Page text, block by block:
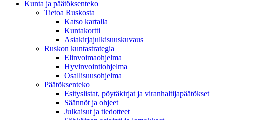
Kunta ja päätöksenteko
Tietoa Ruskosta
Katso kartalla
Kuntakortti
Asiakirjajulkisuuskuvaus
Ruskon kuntastrategia
Elinvoimaohjelma
Hyvinvointiohjelma
Osallisuusohjelma
Päätöksenteko
Esityslistat, pöytäkirjat ja viranhaltijapäätökset
Säännöt ja ohjeet
Julkaisut ja tiedotteet